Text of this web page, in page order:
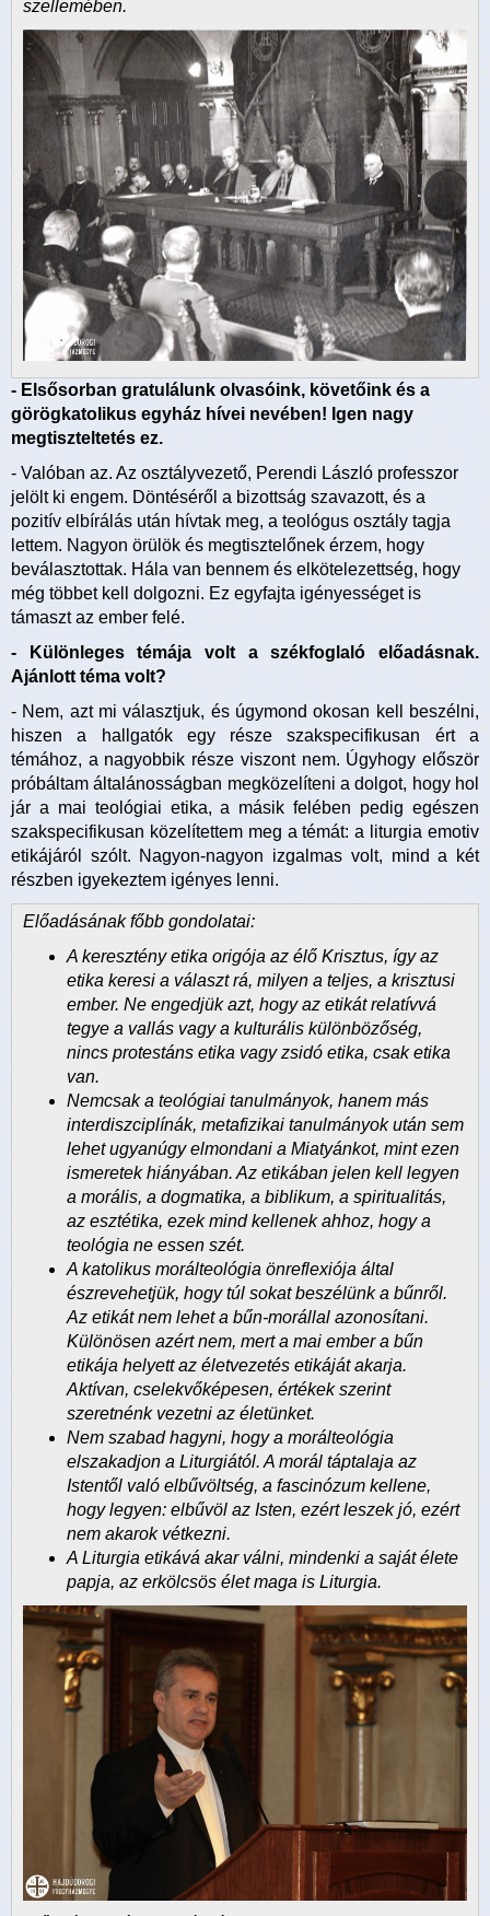
szellemében.
- Elsősorban gratulálunk olvasóink, követőink és a
görögkatolikus egyház hívei nevében! Igen nagy
megtiszteltetés ez.
- Valóban az. Az osztályvezető, Perendi László professzor
jelölt ki engem. Döntéséről a bizottság szavazott, és a
pozitív elbírálás után hívtak meg, a teológus osztály tagja
lettem. Nagyon örülök és megtisztelőnek érzem, hogy
beválasztottak. Hála van bennem és elkötelezettség, hogy
még többet kell dolgozni. Ez egyfajta igényességet is
támaszt az ember felé.
- Különleges témája volt a székfoglaló előadásnak.
Ajánlott téma volt?
- Nem, azt mi választjuk, és úgymond okosan kell beszélni,
hiszen a hallgatók egy része szakspecifikusan ért a
témához, a nagyobbik része viszont nem. Úgyhogy először
próbáltam általánosságban megközelíteni a dolgot, hogy hol
jár a mai teológiai etika, a másik felében pedig egészen
szakspecifikusan közelítettem meg a témát: a liturgia emotiv
etikájáról szólt. Nagyon-nagyon izgalmas volt, mind a két
részben igyekeztem igényes lenni.
Előadásának főbb gondolatai:
A keresztény etika origója az élő Krisztus, így az
etika keresi a választ rá, milyen a teljes, a krisztusi
ember. Ne engedjük azt, hogy az etikát relatívvá
tegye a vallás vagy a kulturális különbözőség,
nincs protestáns etika vagy zsidó etika, csak etika
van.
Nemcsak a teológiai tanulmányok, hanem más
interdiszciplínák, metafizikai tanulmányok után sem
lehet ugyanúgy elmondani a Miatyánkot, mint ezen
ismeretek hiányában. Az etikában jelen kell legyen
a morális, a dogmatika, a biblikum, a spiritualitás,
az esztétika, ezek mind kellenek ahhoz, hogy a
teológia ne essen szét.
A katolikus morálteológia önreflexiója által
észrevehetjük, hogy túl sokat beszélünk a bűnről.
Az etikát nem lehet a bűn-morállal azonosítani.
Különösen azért nem, mert a mai ember a bűn
etikája helyett az életvezetés etikáját akarja.
Aktívan, cselekvőképesen, értékek szerint
szeretnénk vezetni az életünket.
Nem szabad hagyni, hogy a morálteológia
elszakadjon a Liturgiától. A morál táptalaja az
Istentől való elbűvöltség, a fascinózum kellene,
hogy legyen: elbűvöl az Isten, ezért leszek jó, ezért
nem akarok vétkezni.
A Liturgia etikává akar válni, mindenki a saját élete
papja, az erkölcsös élet maga is Liturgia.